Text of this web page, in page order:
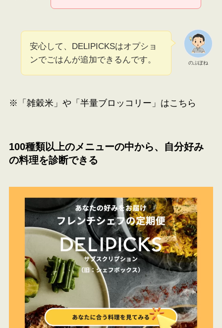
のぶぽね
安心して、DELIPICKSはオプショ
ンでごはんが追加できるんです。
※「雑穀米」や「半量ブロッコリー」はこちら
100種類以上のメニューの中から、自分好み
の料理を診断できる